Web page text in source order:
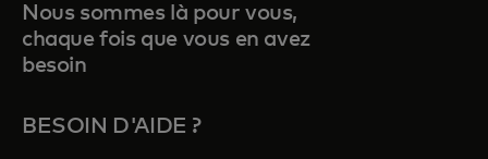
Nous sommes là pour vous,
chaque fois que vous en avez
besoin
BESOIN D'AIDE ?